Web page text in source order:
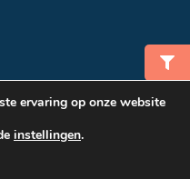
| Ontwerp & realisatie:
ervaring op onze website
instellingen.